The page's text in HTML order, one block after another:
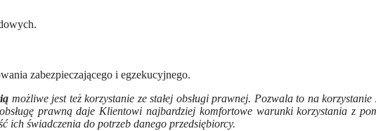
zabezpieczającego i egzekucyjnego.
możliwe jest też korzystanie ze stałej obsługi prawnej. Pozwala to na
prawną daje Klientowi najbardziej komfortowe warunki korzystania z
ich świadczenia do potrzeb danego przedsiębiorcy.